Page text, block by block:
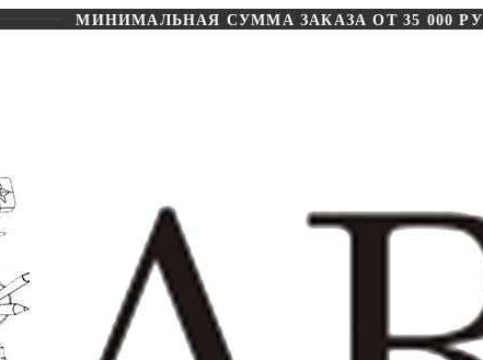
МИНИМАЛЬНАЯ СУММА ЗАКАЗА ОТ 35 000